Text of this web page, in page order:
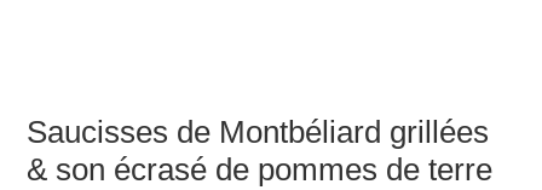
Saucisses de Montbéliard grillées
& son écrasé de pommes de terre